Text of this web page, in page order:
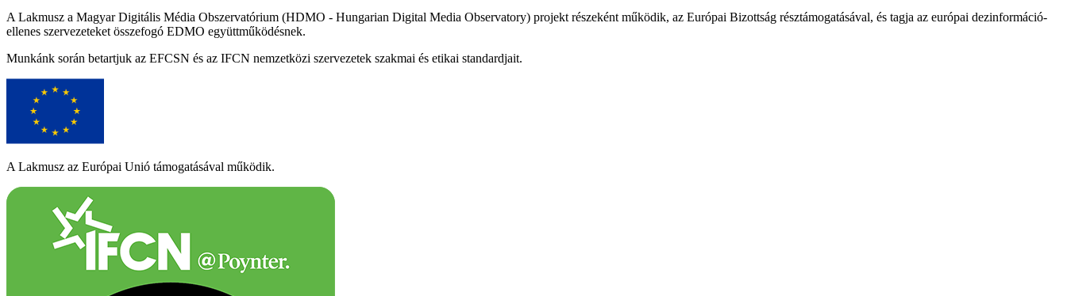
A Lakmusz a Magyar Digitális Média Obszervatórium (HDMO - Hungarian Digital Media Observatory) projekt részeként működik, az Európai Bizottság résztámogatásával, és tagja az európai dezinformáció-
ellenes szervezeteket összefogó EDMO együttműködésnek.
Munkánk során betartjuk az EFCSN és az IFCN nemzetközi szervezetek szakmai és etikai standardjait.
A Lakmusz az Európai Unió támogatásával működik.